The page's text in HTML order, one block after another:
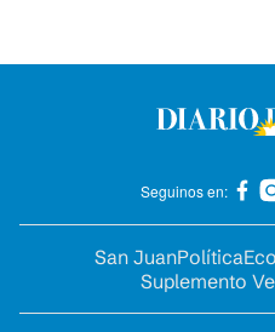
Seguinos en:
San JuanPolítica
Suplemento